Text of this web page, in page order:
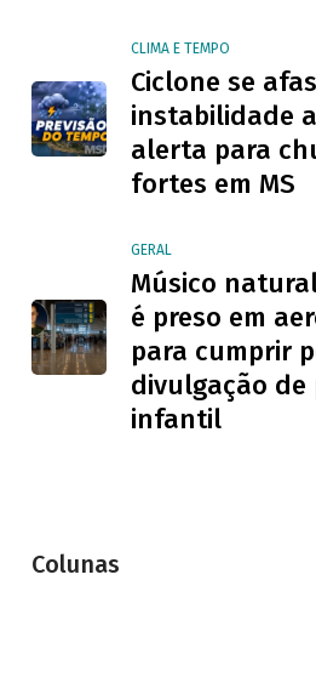
CLIMA E TEMPO
Ciclone se
instabilidade
alerta para
fortes em MS
GERAL
Músico
é preso em
para cumprir
divulgação
infantil
Colunas